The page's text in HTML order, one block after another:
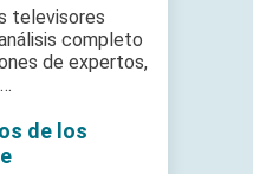
televisores
completo
de expertos,
de los